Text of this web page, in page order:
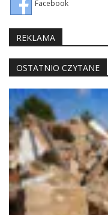
Facebook
REKLAMA
OSTATNIO CZYTANE